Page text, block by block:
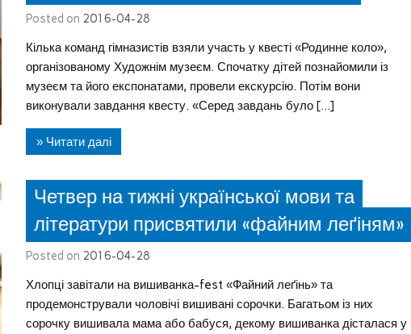
Posted on 2016-04-28
Кілька команд гімназистів взяли участь у квесті «Родинне коло»,
організованому Художнім музеєм. Спочатку дітей познайомили із
музеєм та його експонатами, провели екскурсію. Потім вони
виконували завдання квесту. «Серед завдань було […]
» Читати далі
Четвер на тижні української мови та
літератури присвятили «файним леґіням»
Posted on 2016-04-28
Хлопці завітали на вишиванка-fest «Файний леґінь» та
продемонстрували чоловічі вишивані сорочки. Багатьом із них
сорочку вишивала мама або бабуся, декому вишиванка дісталася у